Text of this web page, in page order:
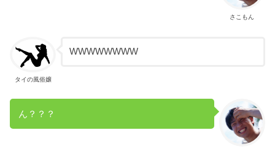
さこもん
タイの風俗嬢
WWWWWWWW
ん？？？